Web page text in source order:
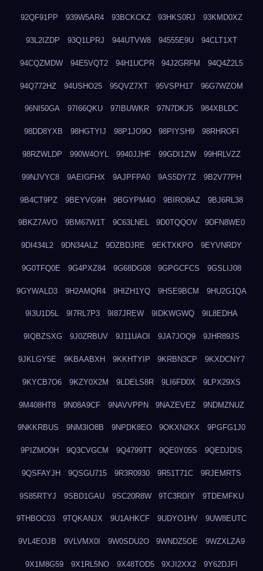
92QF91PP 939W5AR4 93BCKCKZ 93HKS0RJ 93KMD0XZ
93L2IZDP 93Q1LPRJ 944UTVW8 94555E9U 94CLT1XT
94CQZMDW 94E5VQT2 94H1UCPR 94J2GRFM 94Q4Z2L5
94Q772HZ 94USHO25 95QVZ7XT 95VSPH17 96G7WZOM
96NI50GA 97I66QKU 97IBUWKR 97N7DKJ5 984XBLDC
98DD8YXB 98HGTYIJ 98P1JO9O 98PIYSH9 98RHROFI
98RZWLDP 990W4OYL 9940JJHF 99GDI1ZW 99HRLVZZ
99NJVYC8 9AEIGFHX 9AJPFPA0 9AS5DY7Z 9B2V77PH
9B4CT9PZ 9BEYVG9H 9BGYPM4O 9BIRO8AZ 9BJ6RL38
9BKZ7AVO 9BM67W1T 9C63LNEL 9D0TQQOV 9DFN8WE0
9DI434L2 9DN34ALZ 9DZBDJRE 9EKTXKPO 9EYVNRDY
9G0TFQ0E 9G4PXZ84 9G68DG08 9GPGCFCS 9GSLIJ08
9GYWALD3 9H2AMQR4 9HIZH1YQ 9HSE9BCM 9HU2G1QA
9I3U1D5L 9I7RL7P3 9I87JREW 9IDKWGWQ 9IL8EDHA
9IQBZSXG 9J0ZRBUV 9J11UAOI 9JA7JOQ9 9JHR89JS
9JKLGY5E 9KBAABXH 9KKHTYIP 9KRBN3CP 9KXDCNY7
9KYCB7O6 9KZY0X2M 9LDELS8R 9LI6FD0X 9LPX29XS
9M408HT8 9N08A9CF 9NAVVPPN 9NAZEVEZ 9NDMZNUZ
9NKKRBUS 9NM3IO8B 9NPDK8EO 9OKXN2KX 9PGFG1J0
9PIZMO0H 9Q3CVGCM 9Q4799TT 9QE0Y05S 9QEDJDIS
9QSFAYJH 9QSGU715 9R3R0930 9R51T71C 9RJEMRTS
9S85RTYJ 9SBD1GAU 9SC20R8W 9TC3RDIY 9TDEMFKU
9THBOC03 9TQKANJX 9U1AHKCF 9UDYO1HV 9UW8EUTC
9VL4EOJB 9VLVMX0I 9W0SDU2O 9WNDZ5OE 9WZXLZA9
9X1M8G59 9X1RL5NO 9X48TOD5 9XJI2XX2 9Y62DJFI